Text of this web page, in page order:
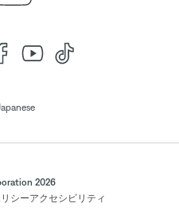
2026
シーアクセシビリティ